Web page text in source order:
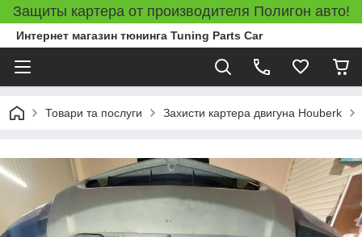
Защиты картера от производителя Полигон авто!
Интернет магазин тюнинга Tuning Parts Car
Товари та послуги Захисти картера двигуна Houberk